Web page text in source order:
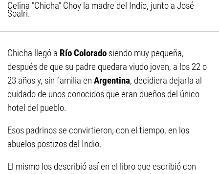
Celina "Chicha" Choy la madre del Indio, junto a José
Soalri.
Chicha llegó a Río Colorado siendo muy pequeña,
después de que su padre quedara viudo joven, a los 22 o
23 años y, sin familia en Argentina, decidiera dejarla al
cuidado de unos conocidos que eran dueños del único
hotel del pueblo.
Esos padrinos se convirtieron, con el tiempo, en los
abuelos postizos del Indio.
El mismo los describió así en el libro que escribió con